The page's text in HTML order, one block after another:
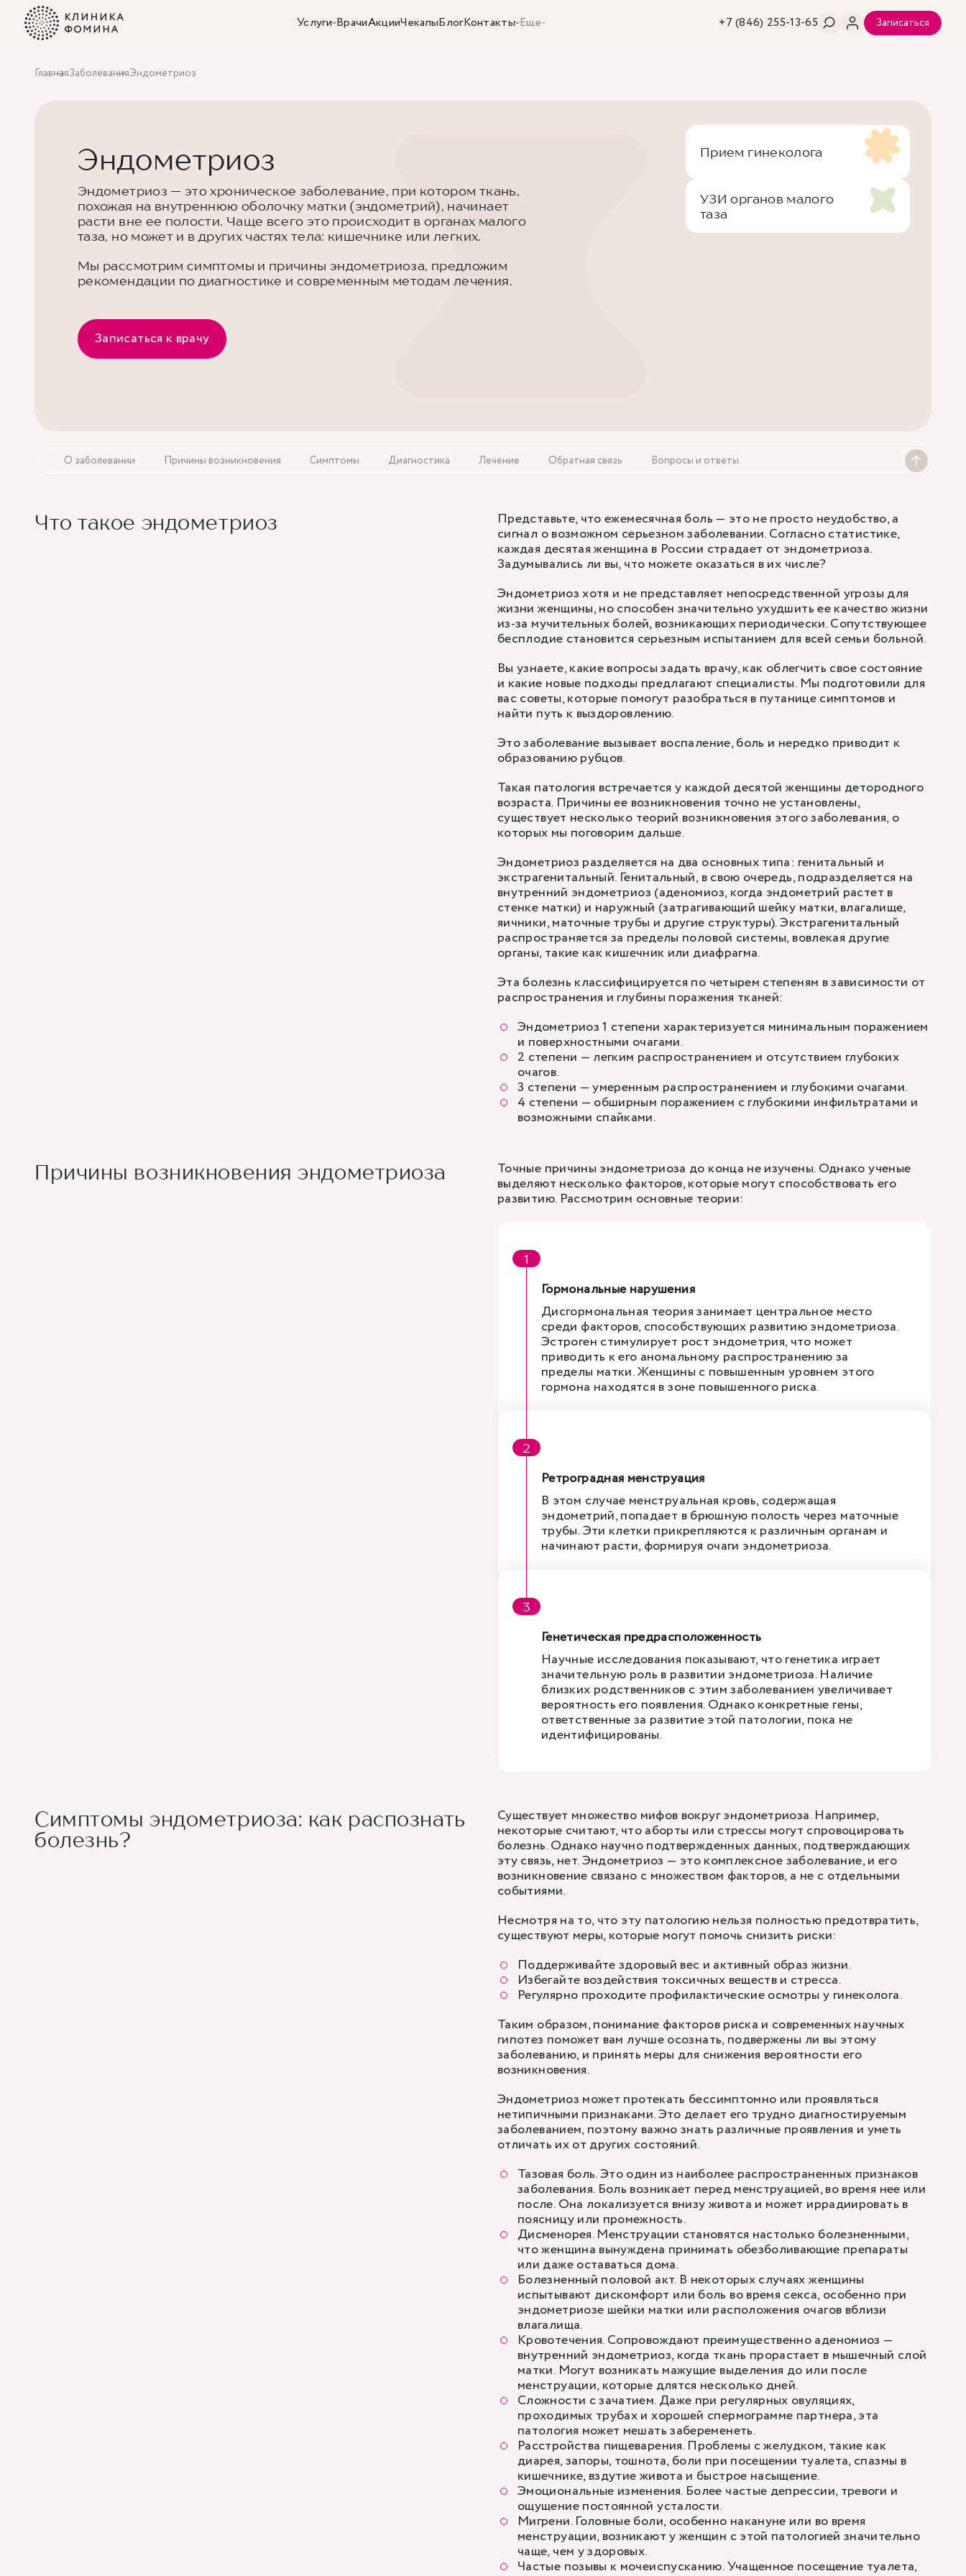
Услуги ВрачиАкцииЧекапыБлогКонтакты Еще +7 (846) 255-13-65 Записаться
ГлавнаяЗаболеванияЭндометриоз
Эндометриоз
Эндометриоз — это хроническое заболевание, при котором ткань,
похожая на внутреннюю оболочку матки (эндометрий), начинает
расти вне ее полости. Чаще всего это происходит в органах малого
таза, но может и в других частях тела: кишечнике или легких.
Мы рассмотрим симптомы и причины эндометриоза, предложим
рекомендации по диагностике и современным методам лечения.
Записаться к врачу
Прием гинеколога
УЗИ органов малого
таза
О заболевании Причины возникновения Симптомы Диагностика Лечение Обратная связь Вопросы и ответы
Что такое эндометриоз
Представьте, что ежемесячная боль — это не просто неудобство, а
сигнал о возможном серьезном заболевании. Согласно статистике,
каждая десятая женщина в России страдает от эндометриоза.
Задумывались ли вы, что можете оказаться в их числе?
Эндометриоз хотя и не представляет непосредственной угрозы для
жизни женщины, но способен значительно ухудшить ее качество жизни
из-за мучительных болей, возникающих периодически. Сопутствующее
бесплодие становится серьезным испытанием для всей семьи больной.
Вы узнаете, какие вопросы задать врачу, как облегчить свое состояние
и какие новые подходы предлагают специалисты. Мы подготовили для
вас советы, которые помогут разобраться в путанице симптомов и
найти путь к выздоровлению.
Это заболевание вызывает воспаление, боль и нередко приводит к
образованию рубцов.
Такая патология встречается у каждой десятой женщины детородного
возраста. Причины ее возникновения точно не установлены,
существует несколько теорий возникновения этого заболевания, о
которых мы поговорим дальше.
Эндометриоз разделяется на два основных типа: генитальный и
экстрагенитальный. Генитальный, в свою очередь, подразделяется на
внутренний эндометриоз (аденомиоз, когда эндометрий растет в
стенке матки) и наружный (затрагивающий шейку матки, влагалище,
яичники, маточные трубы и другие структуры). Экстрагенитальный
распространяется за пределы половой системы, вовлекая другие
органы, такие как кишечник или диафрагма.
Эта болезнь классифицируется по четырем степеням в зависимости от
распространения и глубины поражения тканей:
Эндометриоз 1 степени характеризуется минимальным поражением
и поверхностными очагами.
2 степени — легким распространением и отсутствием глубоких
очагов.
3 степени — умеренным распространением и глубокими очагами.
4 степени — обширным поражением с глубокими инфильтратами и
возможными спайками.
Причины возникновения эндометриоза
Точные причины эндометриоза до конца не изучены. Однако ученые
выделяют несколько факторов, которые могут способствовать его
развитию. Рассмотрим основные теории:
Гормональные нарушения
Дисгормональная теория занимает центральное место
среди факторов, способствующих развитию эндометриоза.
Эстроген стимулирует рост эндометрия, что может
приводить к его аномальному распространению за
пределы матки. Женщины с повышенным уровнем этого
гормона находятся в зоне повышенного риска.
Ретроградная менструация
В этом случае менструальная кровь, содержащая
эндометрий, попадает в брюшную полость через маточные
трубы. Эти клетки прикрепляются к различным органам и
начинают расти, формируя очаги эндометриоза.
Генетическая предрасположенность
Научные исследования показывают, что генетика играет
значительную роль в развитии эндометриоза. Наличие
близких родственников с этим заболеванием увеличивает
вероятность его появления. Однако конкретные гены,
ответственные за развитие этой патологии, пока не
идентифицированы.
Симптомы эндометриоза: как распознать
болезнь?
Существует множество мифов вокруг эндометриоза. Например,
некоторые считают, что аборты или стрессы могут спровоцировать
болезнь. Однако научно подтвержденных данных, подтверждающих
эту связь, нет. Эндометриоз — это комплексное заболевание, и его
возникновение связано с множеством факторов, а не с отдельными
событиями.
Несмотря на то, что эту патологию нельзя полностью предотвратить,
существуют меры, которые могут помочь снизить риски:
Поддерживайте здоровый вес и активный образ жизни.
Избегайте воздействия токсичных веществ и стресса.
Регулярно проходите профилактические осмотры у гинеколога.
Таким образом, понимание факторов риска и современных научных
гипотез поможет вам лучше осознать, подвержены ли вы этому
заболеванию, и принять меры для снижения вероятности его
возникновения.
Эндометриоз может протекать бессимптомно или проявляться
нетипичными признаками. Это делает его трудно диагностируемым
заболеванием, поэтому важно знать различные проявления и уметь
отличать их от других состояний.
Тазовая боль. Это один из наиболее распространенных признаков
заболевания. Боль возникает перед менструацией, во время нее или
после. Она локализуется внизу живота и может иррадиировать в
поясницу или промежность.
Дисменорея. Менструации становятся настолько болезненными,
что женщина вынуждена принимать обезболивающие препараты
или даже оставаться дома.
Болезненный половой акт. В некоторых случаях женщины
испытывают дискомфорт или боль во время секса, особенно при
эндометриозе шейки матки или расположения очагов вблизи
влагалища.
Кровотечения. Сопровождают преимущественно аденомиоз —
внутренний эндометриоз, когда ткань прорастает в мышечный слой
матки. Могут возникать мажущие выделения до или после
менструации, которые длятся несколько дней.
Сложности с зачатием. Даже при регулярных овуляциях,
проходимых трубах и хорошей спермограмме партнера, эта
патология может мешать забеременеть.
Расстройства пищеварения. Проблемы с желудком, такие как
диарея, запоры, тошнота, боли при посещении туалета, спазмы в
кишечнике, вздутие живота и быстрое насыщение.
Эмоциональные изменения. Более частые депрессии, тревоги и
ощущение постоянной усталости.
Мигрени. Головные боли, особенно накануне или во время
менструации, возникают у женщин с этой патологией значительно
чаще, чем у здоровых.
Частые позывы к мочеиспусканию. Учащенное посещение туалета,